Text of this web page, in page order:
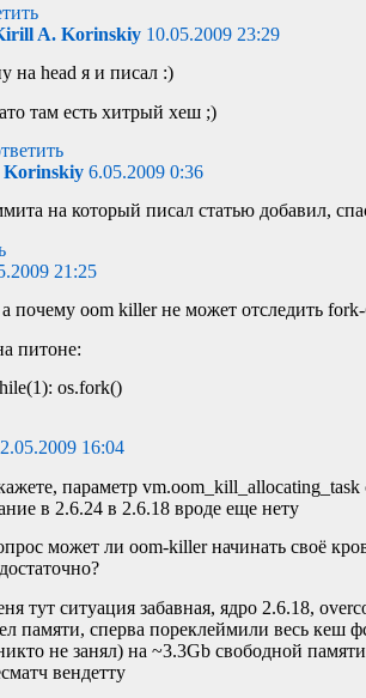
A. Korinskiy 10.05.2009 23:29
на head я и писал :)
там есть хитрый хеш ;)
6.05.2009 0:36
на который писал статью добавил,
21:25
почему oom killer не может отследить
питоне:
os.fork()
16:04
параметр
в 2.6.24 в 2.6.18 вроде еще нету
может ли oom-killer начинать своё
тут ситуация забавная, ядро 2.6.18,
памяти, сперва пореклеймили весь кеш
не занял) на ~3.3Gb свободной
вендетту